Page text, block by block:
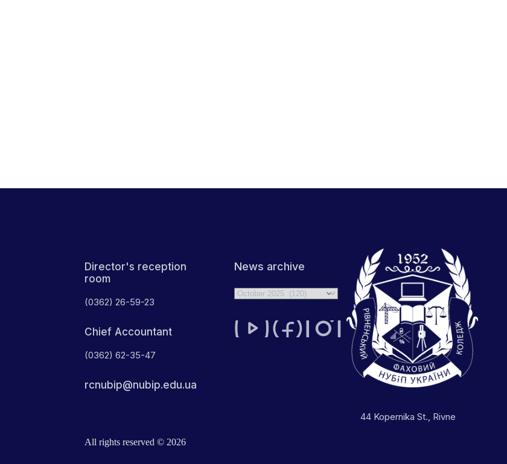
Director's reception
room
(0362) 26-59-23
Chief Accountant
(0362) 62-35-47
rcnubip@nubip.edu.ua
News archive
Archives
44 Kopernika St., Rivne
All rights reserved © 2026